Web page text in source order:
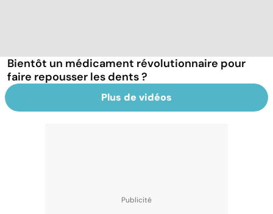
Bientôt un médicament révolutionnaire pour
faire repousser les dents ?
Plus de vidéos